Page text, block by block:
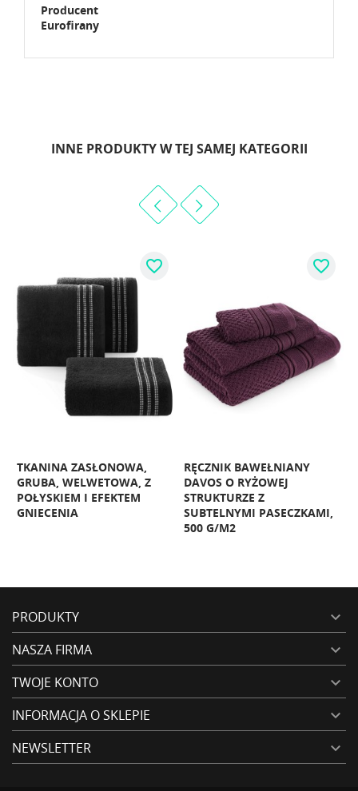
Producent
Eurofirany
INNE PRODUKTY W TEJ SAMEJ KATEGORII
TKANINA ZASŁONOWA,
GRUBA, WELWETOWA, Z
POŁYSKIEM I EFEKTEM
GNIECENIA
favorite_border
RĘCZNIK BAWEŁNIANY
DAVOS O RYŻOWEJ
STRUKTURZE Z
SUBTELNYMI PASECZKAMI,
500 G/M2
favorite_border
PRODUKTY 
NASZA FIRMA 
TWOJE KONTO 
INFORMACJA O SKLEPIE 
NEWSLETTER 